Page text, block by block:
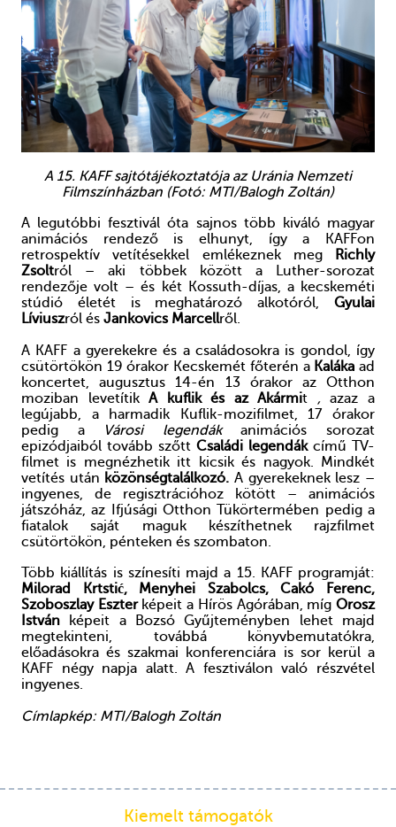
A 15. KAFF sajtótájékoztatója az Uránia Nemzeti
Filmszínházban (Fotó: MTI/Balogh Zoltán)
A legutóbbi fesztivál óta sajnos több kiváló magyar
animációs rendező is elhunyt, így a KAFFon
retrospektív vetítésekkel emlékeznek meg
Richly
Zsoltról – aki többek között a Luther-sorozat
rendezője volt – és két Kossuth-díjas, a kecskeméti
stúdió életét is meghatározó alkotóról, Gyulai
Líviuszról és Jankovics Marcellről.
A KAFF a gyerekekre és a családosokra is gondol, így
csütörtökön 19 órakor Kecskemét főterén a Kalákaad
koncertet, augusztus 14-én 13 órakor az Otthon
moziban levetítikA kuflik és az Akármit ,azaz a
legújabb, a harmadik Kuflik-mozifilmet, 17 órakor
pedig a
Városi legendákanimációs sorozat
epizódjaiból tovább szőtt Családi legendák című TV-
filmet is megnézhetik itt kicsik és nagyok. Mindkét
vetítés után közönségtalálkozó.A gyerekeknek lesz –
ingyenes, de regisztrációhoz kötött – animációs
játszóház, az Ifjúsági Otthon Tükörtermében pedig a
fiatalok saját maguk készíthetnek rajzfilmet
csütörtökön, pénteken és szombaton.
Több kiállítás is színesíti majd a 15. KAFF programját:
Milorad Krtstić, Menyhei Szabolcs, Cakó Ferenc,
Szoboszlay Eszterképeit a Hírös Agórában, mígOrosz
István képeit a Bozsó Gyűjteményben lehet majd
megtekinteni, továbbá könyvbemutatókra,
előadásokra és szakmai konferenciára is sor kerül a
KAFF négy napja alatt. A fesztiválon való részvétel
ingyenes.
Címlapkép: MTI/Balogh Zoltán
Kiemelt támogatók